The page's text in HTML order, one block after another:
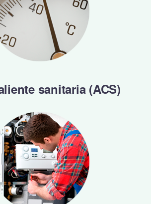
sanitaria (ACS)